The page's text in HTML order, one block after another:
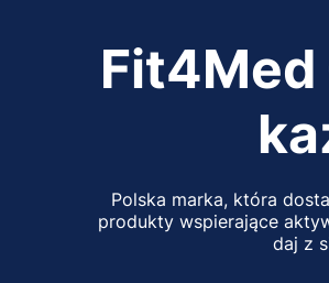
Fit4Med
Polska marka, która
produkty wspierające
daj z